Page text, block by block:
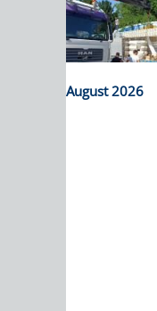
BACH
August 2026